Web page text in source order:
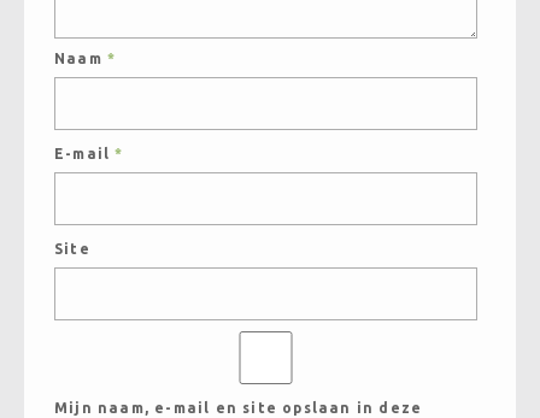
Naam *
E-mail*
Site
Mijn naam, e-mail en site opslaan in deze